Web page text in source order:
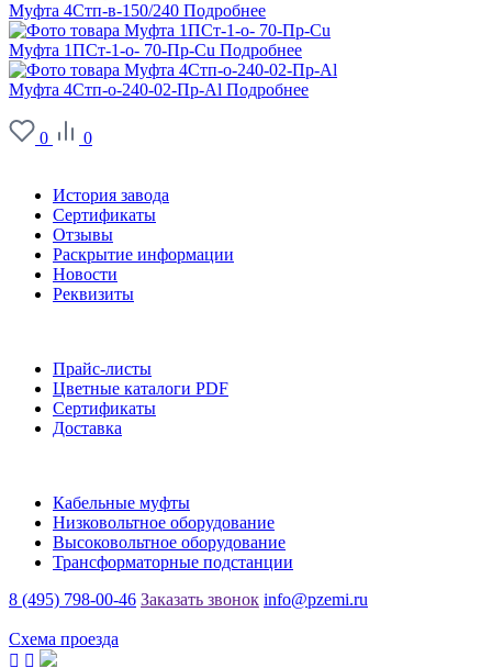
Муфта 4Стп-в-150/240 Подробнее
Муфта 1ПСт-1-о- 70-Пр-Cu Подробнее
Муфта 4Стп-о-240-02-Пр-Al Подробнее
0
0
История завода
Сертификаты
Отзывы
Раскрытие информации
Новости
Реквизиты
Прайс-листы
Цветные каталоги PDF
Сертификаты
Доставка
Кабельные муфты
Низковольтное оборудование
Высоковольтное оборудование
Трансформаторные подстанции
8 (495) 798-00-46 Заказать звонок info@pzemi.ru
Схема проезда